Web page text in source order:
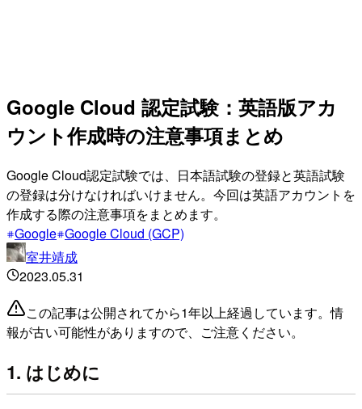
Google Cloud 認定試験：英語版アカ
ウント作成時の注意事項まとめ
Google Cloud認定試験では、日本語試験の登録と英語試験
の登録は分けなければいけません。今回は英語アカウントを
作成する際の注意事項をまとめます。
Google Google Cloud (GCP)
室井靖成
2023.05.31
この記事は公開されてから1年以上経過しています。情
報が古い可能性がありますので、ご注意ください。
1. はじめに